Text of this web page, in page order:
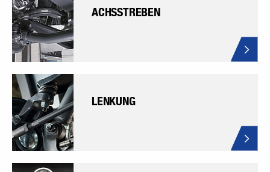
ACHSSTREBEN
LENKUNG